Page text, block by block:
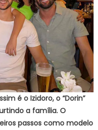
é o Izidoro, o “Dorin”
a família. O
passos como modelo